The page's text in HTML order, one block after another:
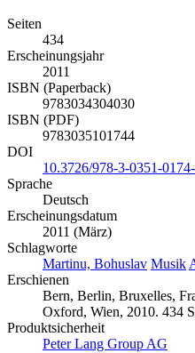
Seiten
434
Erscheinungsjahr
2011
ISBN (Paperback)
9783034304030
ISBN (PDF)
9783035101744
DOI
10.3726/978-3-0351-
Sprache
Deutsch
Erscheinungsdatum
2011 (März)
Schlagworte
Martinu, Bohuslav Musik
Erschienen
Bern, Berlin, Bruxelles,
Oxford, Wien, 2010. 434
Produktsicherheit
Peter Lang Group AG